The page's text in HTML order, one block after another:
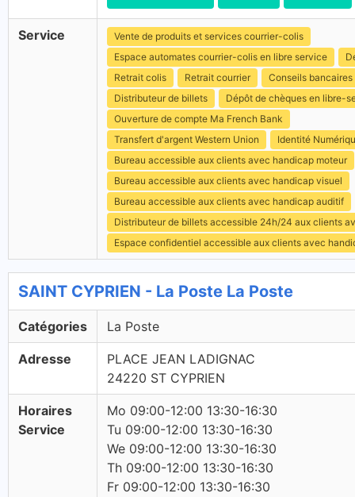
Service
Vente de produits et services courrier-colis
Espace automates courrier-colis en libre service
Retrait colis
Retrait courrier
Conseils bancaires
Distributeur de billets
Dépôt de chèques en libre-
Ouverture de compte Ma French Bank
Transfert d'argent Western Union
Identité
Bureau accessible aux clients avec handicap moteur
Bureau accessible aux clients avec handicap visuel
Bureau accessible aux clients avec handicap auditif
Distributeur de billets accessible 24h/24 aux clients
Espace confidentiel accessible aux clients avec
SAINT CYPRIEN - La Poste La Poste
Catégories La Poste
Adresse
PLACE JEAN LADIGNAC
24220 ST CYPRIEN
Horaires
Service
Mo 09:00-12:00 13:30-16:30
Tu 09:00-12:00 13:30-16:30
We 09:00-12:00 13:30-16:30
Th 09:00-12:00 13:30-16:30
Fr 09:00-12:00 13:30-16:30